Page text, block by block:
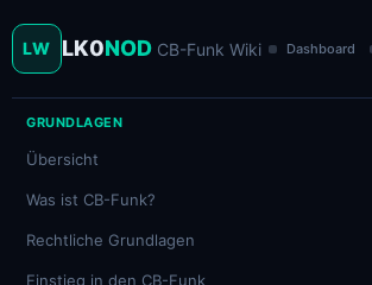
LW LK0NOD CB-Funk Wiki Dashboard
GRUNDLAGEN
Übersicht
Was ist CB-Funk?
Rechtliche Grundlagen
Einstieg in den CB-Funk